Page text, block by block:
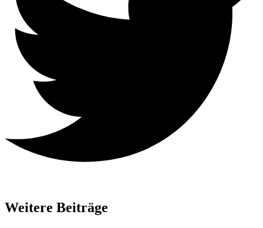
Weitere Beiträge